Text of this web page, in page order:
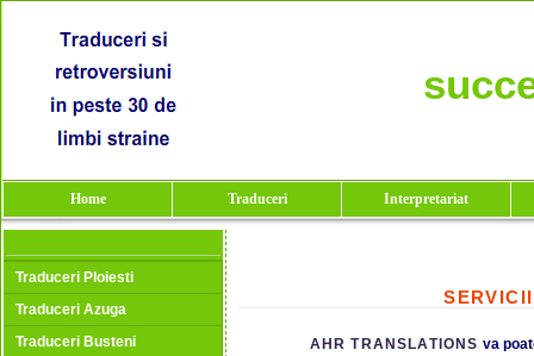
Home Traduceri Interpretariat
Traduceri Ploiesti
Traduceri Azuga
Traduceri Busteni
AHR TRANSLATIONS va